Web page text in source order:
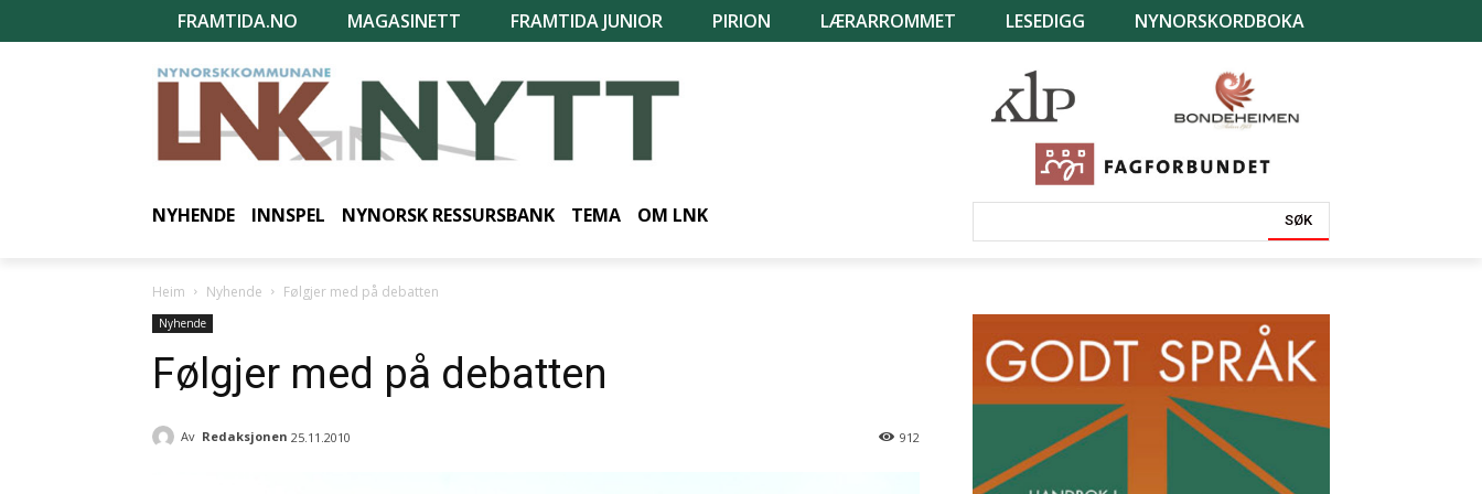
FRAMTIDA.NO MAGASINETT FRAMTIDA JUNIOR PIRION LÆRARROMMET LESEDIGG NYNORSKORDBOKA
NYHENDE INNSPEL NYNORSK RESSURSBANK TEMA OM LNK SØK
Heim Nyhende Følgjer med på debatten
Nyhende
Følgjer med på debatten
Av Redaksjonen 25.11.2010 912